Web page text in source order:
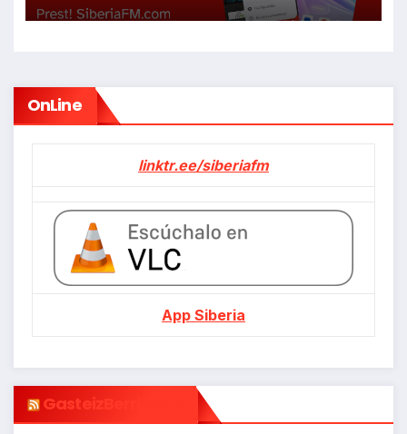
OnLine
linktr.ee/siberiafm
App Siberia
GasteizBerri.com